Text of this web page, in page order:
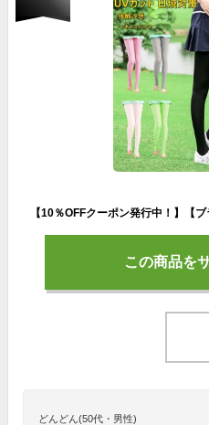
この商品を
どんどん(50代・男性)